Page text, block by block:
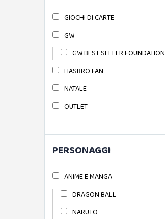
GIOCHI DI CARTE
GW
GW BEST SELLER FOUNDATION
HASBRO FAN
NATALE
OUTLET
PERSONAGGI
ANIME E MANGA
DRAGON BALL
NARUTO